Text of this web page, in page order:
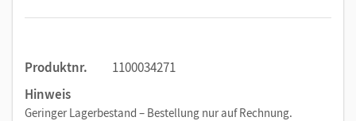
Nachweis des Kohlendioxidgehaltes in ein- und
Produktnr.
1100034271
Hinweis
Geringer Lagerbestand – Bestellung nur auf Rechnung.